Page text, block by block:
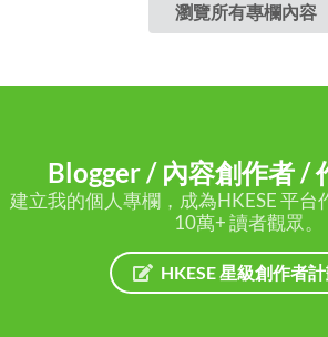
瀏覽所有專欄內容
Blogger / 內容創作者 /
建立我的個人專欄，成為HKESE 平台
10萬+ 讀者觀眾。
HKESE 星級創作者